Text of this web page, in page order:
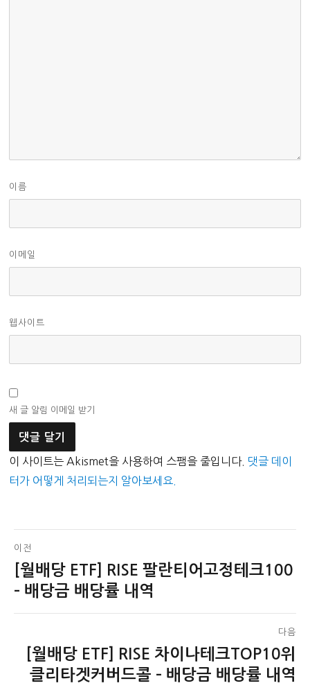
이름
이메일
웹사이트
새 글 알림 이메일 받기
이 사이트는 Akismet을 사용하여 스팸을 줄입니다. 댓글 데이
터가 어떻게 처리되는지 알아보세요.
글
탐
이전
이
전
[월배당 ETF] RISE 팔란티어고정테크100
– 배당금 배당률 내역
다음
[월배당 ETF] RISE 차이나테크TOP10위
클리타겟커버드콜 – 배당금 배당률 내역